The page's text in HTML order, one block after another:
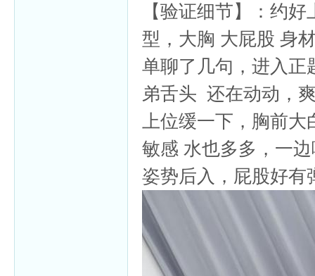
【验证细节】：约
型，大胸 大屁股 身
单聊了几句，进入正
弟舌头 还在动动，
上位缓一下，胸前大
敏感 水也多多，一
姿势后入，屁股好